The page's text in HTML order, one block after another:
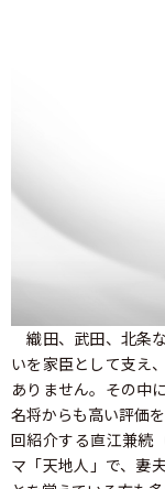
織田、武田、北条
いを家臣として支え
ありません。その中
名将からも高い評価
回紹介する直江兼続
マ「天地人」で、妻